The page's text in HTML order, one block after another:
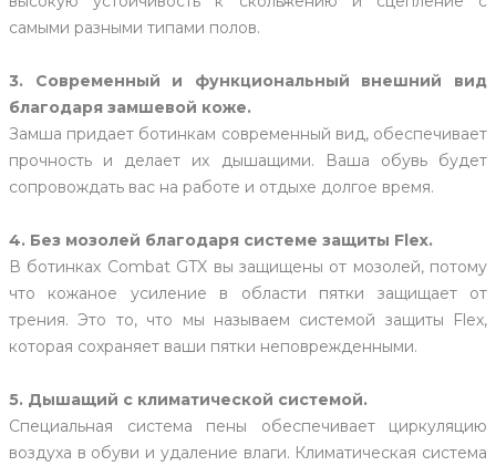
самыми разными типами полов.
3. Современный и функциональный внешний вид
благодаря замшевой коже.
Замша придает ботинкам современный вид, обеспечивает
прочность и делает их дышащими. Ваша обувь будет
сопровождать вас на работе и отдыхе долгое время.
4. Без мозолей благодаря системе защиты Flex.
В ботинках Combat GTX вы защищены от мозолей, потому
что кожаное усиление в области пятки защищает от
трения. Это то, что мы называем системой защиты Flex,
которая сохраняет ваши пятки неповрежденными.
5. Дышащий с климатической системой.
Специальная система пены обеспечивает циркуляцию
воздуха в обуви и удаление влаги. Климатическая система